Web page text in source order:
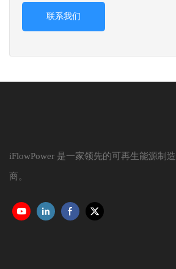
联系我们
iFlowPower 是一家领先的可再生能源制造
商。